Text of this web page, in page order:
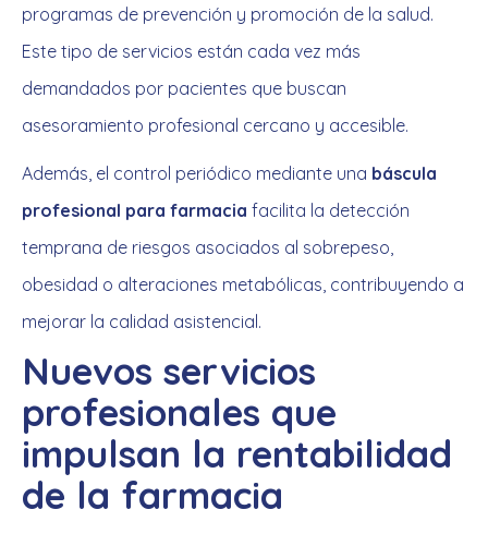
programas de prevención y promoción de la salud.
Este tipo de servicios están cada vez más
demandados por pacientes que buscan
asesoramiento profesional cercano y accesible.
Además, el control periódico mediante una báscula
profesional para farmacia facilita la detección
temprana de riesgos asociados al sobrepeso,
obesidad o alteraciones metabólicas, contribuyendo a
mejorar la calidad asistencial.
Nuevos servicios
profesionales que
impulsan la rentabilidad
de la farmacia